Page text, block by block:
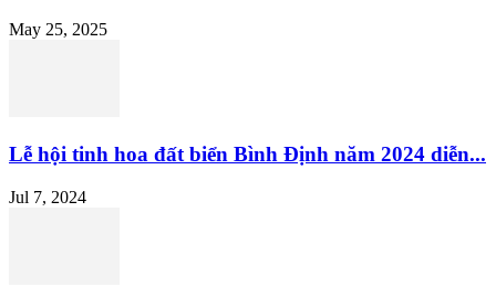
May 25, 2025
Lễ hội tinh hoa đất biển Bình Định năm 2024 diễn...
Jul 7, 2024